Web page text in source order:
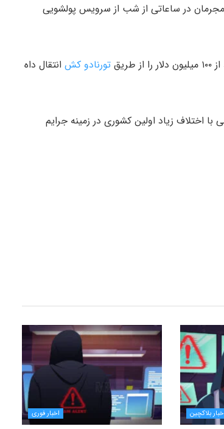
مجرمان در ساعاتی از شب از سرویس پولشویی
تورنادو کش انتقال داه
اختلاف زیاد اولین کشوری در زمینه جرایم
بلاکچین اخبار فوری